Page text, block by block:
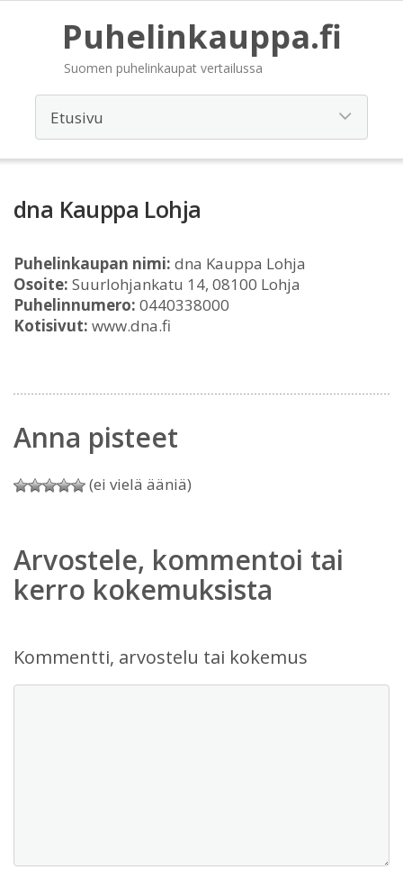
Puhelinkauppa.fi
Suomen puhelinkaupat vertailussa
dna Kauppa Lohja
Puhelinkaupan nimi: dna Kauppa Lohja
Osoite: Suurlohjankatu 14, 08100 Lohja
Puhelinnumero: 0440338000
Kotisivut: www.dna.fi
Anna pisteet
(ei vielä ääniä)
Arvostele, kommentoi tai
kerro kokemuksista
Kommentti, arvostelu tai kokemus